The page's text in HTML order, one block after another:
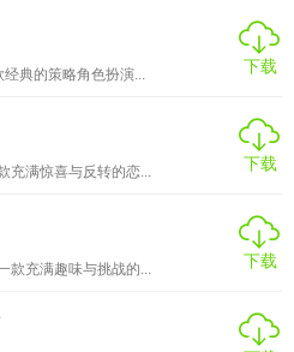
经典的策略角色扮演...
下载
充满惊喜与反转的恋...
下载
款充满趣味与挑战的...
下载